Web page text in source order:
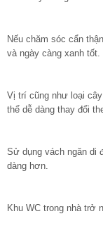
Nếu chăm sóc cẩn
và ngày càng xanh tốt.
Vị trí cũng như loại
thể dễ dàng thay đổi
Sử dụng vách ngăn di
dàng hơn.
Khu WC trong nhà trở